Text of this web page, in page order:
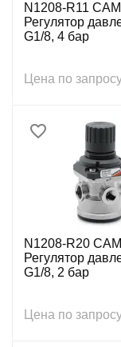
N1208-R11
Регулятор
G1/8, 4 бар
Цена по
N1208-R20
Регулятор
G1/8, 2 бар
Цена по